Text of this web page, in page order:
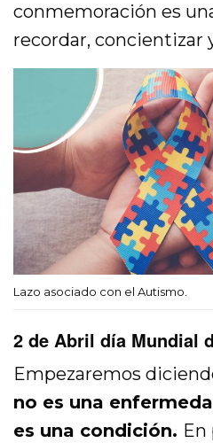
conmemoración es
recordar, concientizar
Lazo asociado con el Autismo.
2 de Abril día Mundial
Empezaremos
no es una
es una condición. En